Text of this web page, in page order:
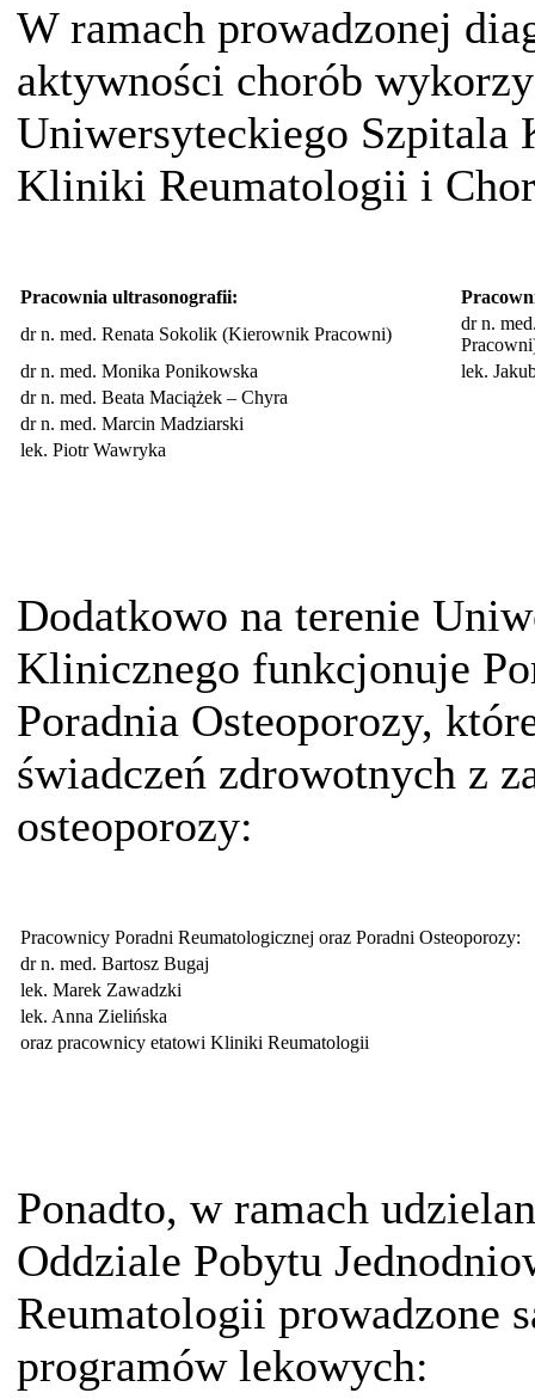
W ramach prowadzonej
aktywności chorób
Uniwersyteckiego Szpitala
Kliniki Reumatologii i
Pracownia ultrasonografii:
dr n. med. Renata Sokolik (Kierownik Pracowni)
dr n.
dr n. med. Monika Ponikowska
lek.
dr n. med. Beata Maciążek – Chyra
dr n. med. Marcin Madziarski
lek. Piotr Wawryka
Dodatkowo na terenie
Klinicznego funkcjonuje
Poradnia Osteoporozy,
świadczeń zdrowotnych z
osteoporozy:
Pracownicy Poradni Reumatologicznej oraz Poradni Osteoporozy:
dr n. med. Bartosz Bugaj
lek. Marek Zawadzki
lek. Anna Zielińska
oraz pracownicy etatowi Kliniki Reumatologii
Ponadto, w ramach
Oddziale Pobytu
Reumatologii prowadzone
programów lekowych: